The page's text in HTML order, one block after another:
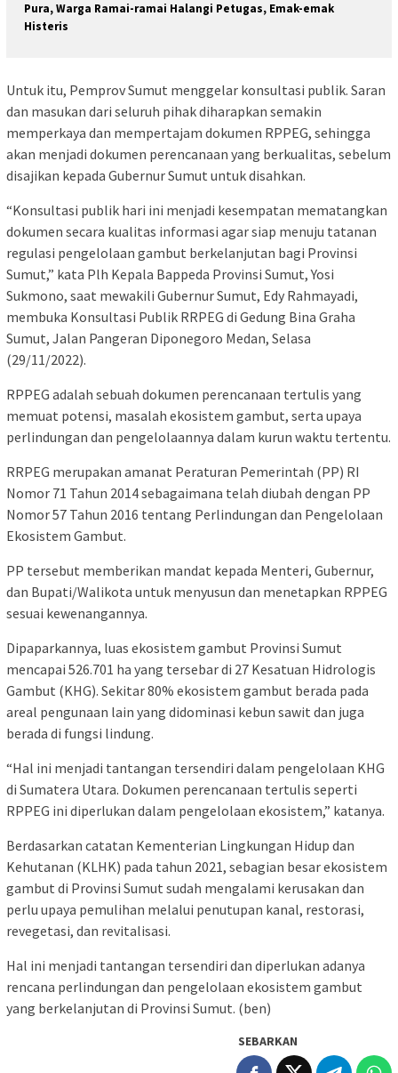
Pura, Warga Ramai-ramai Halangi Petugas, Emak-emak
Histeris
Untuk itu, Pemprov Sumut menggelar konsultasi publik. Saran
dan masukan dari seluruh pihak diharapkan semakin
memperkaya dan mempertajam dokumen RPPEG, sehingga
akan menjadi dokumen perencanaan yang berkualitas, sebelum
disajikan kepada Gubernur Sumut untuk disahkan.
“Konsultasi publik hari ini menjadi kesempatan mematangkan
dokumen secara kualitas informasi agar siap menuju tatanan
regulasi pengelolaan gambut berkelanjutan bagi Provinsi
Sumut,” kata Plh Kepala Bappeda Provinsi Sumut, Yosi
Sukmono, saat mewakili Gubernur Sumut, Edy Rahmayadi,
membuka Konsultasi Publik RRPEG di Gedung Bina Graha
Sumut, Jalan Pangeran Diponegoro Medan, Selasa
(29/11/2022).
RPPEG adalah sebuah dokumen perencanaan tertulis yang
memuat potensi, masalah ekosistem gambut, serta upaya
perlindungan dan pengelolaannya dalam kurun waktu tertentu.
RRPEG merupakan amanat Peraturan Pemerintah (PP) RI
Nomor 71 Tahun 2014 sebagaimana telah diubah dengan PP
Nomor 57 Tahun 2016 tentang Perlindungan dan Pengelolaan
Ekosistem Gambut.
PP tersebut memberikan mandat kepada Menteri, Gubernur,
dan Bupati/Walikota untuk menyusun dan menetapkan RPPEG
sesuai kewenangannya.
Dipaparkannya, luas ekosistem gambut Provinsi Sumut
mencapai 526.701 ha yang tersebar di 27 Kesatuan Hidrologis
Gambut (KHG). Sekitar 80% ekosistem gambut berada pada
areal pengunaan lain yang didominasi kebun sawit dan juga
berada di fungsi lindung.
“Hal ini menjadi tantangan tersendiri dalam pengelolaan KHG
di Sumatera Utara. Dokumen perencanaan tertulis seperti
RPPEG ini diperlukan dalam pengelolaan ekosistem,” katanya.
Berdasarkan catatan Kementerian Lingkungan Hidup dan
Kehutanan (KLHK) pada tahun 2021, sebagian besar ekosistem
gambut di Provinsi Sumut sudah mengalami kerusakan dan
perlu upaya pemulihan melalui penutupan kanal, restorasi,
revegetasi, dan revitalisasi.
Hal ini menjadi tantangan tersendiri dan diperlukan adanya
rencana perlindungan dan pengelolaan ekosistem gambut
yang berkelanjutan di Provinsi Sumut. (ben)
SEBARKAN